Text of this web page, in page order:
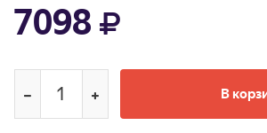
7098
В